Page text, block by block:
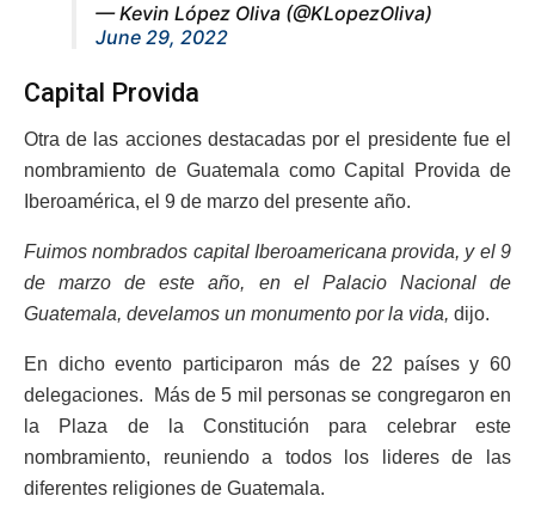
— Kevin López Oliva (@KLopezOliva)
June 29, 2022
Capital Provida
Otra de las acciones destacadas por el presidente fue el
nombramiento de Guatemala como Capital Provida de
Iberoamérica, el 9 de marzo del presente año.
Fuimos nombrados capital Iberoamericana provida, y el 9
de marzo de este año, en el Palacio Nacional de
Guatemala, develamos un monumento por la vida, dijo.
En dicho evento participaron más de 22 países y 60
delegaciones. Más de 5 mil personas se congregaron en
la Plaza de la Constitución para celebrar este
nombramiento, reuniendo a todos los lideres de las
diferentes religiones de Guatemala.